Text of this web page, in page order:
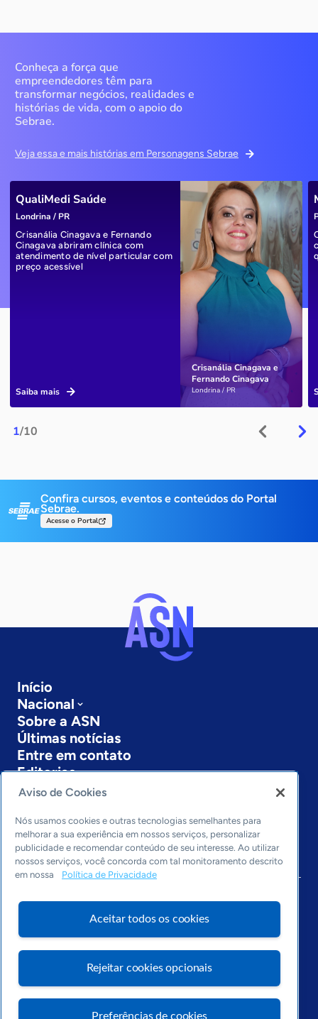
Conheça a força que
empreendedores têm para
transformar negócios, realidades e
histórias de vida, com o apoio do
Sebrae.
Veja essa e mais histórias em Personagens Sebrae
1/10
Crisanália Cinagava e
Fernando Cinagava
Londrina / PR
QualiMedi Saúde
Londrina / PR
Crisanália Cinagava e Fernando
Cinagava abriram clínica com
atendimento de nível particular com
preço acessível
Saiba mais
Confira cursos, eventos e conteúdos do Portal
Sebrae.
Acesse o Portal
Início
Nacional
Sobre a ASN
Últimas notícias
Entre em contato
Editorias
Economia & Política
Inovação & Tecnologia
Cultura empreendedora
Dados
Arquivo
Aviso de Cookies
Nós usamos cookies e outras tecnologias semelhantes para
melhorar a sua experiência em nossos serviços, personalizar
publicidade e recomendar conteúdo de seu interesse. Ao utilizar
nossos serviços, você concorda com tal monitoramento descrito
em nossa
Política de Privacidade
Aceitar todos os cookies
Rejeitar cookies opcionais
Preferências de cookies